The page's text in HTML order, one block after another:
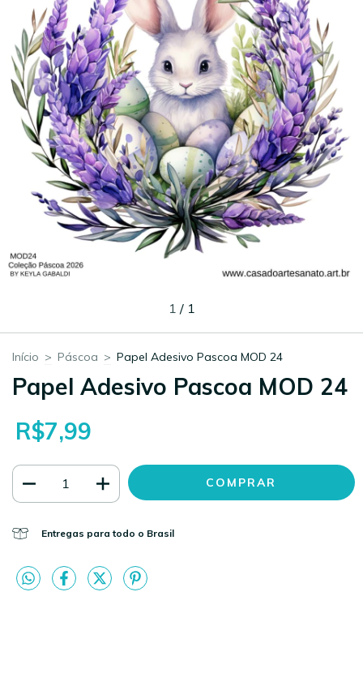
1 / 1
Início > Páscoa > Papel Adesivo Pascoa MOD 24
Papel Adesivo Pascoa MOD 24
R$7,99
Entregas para todo o Brasil